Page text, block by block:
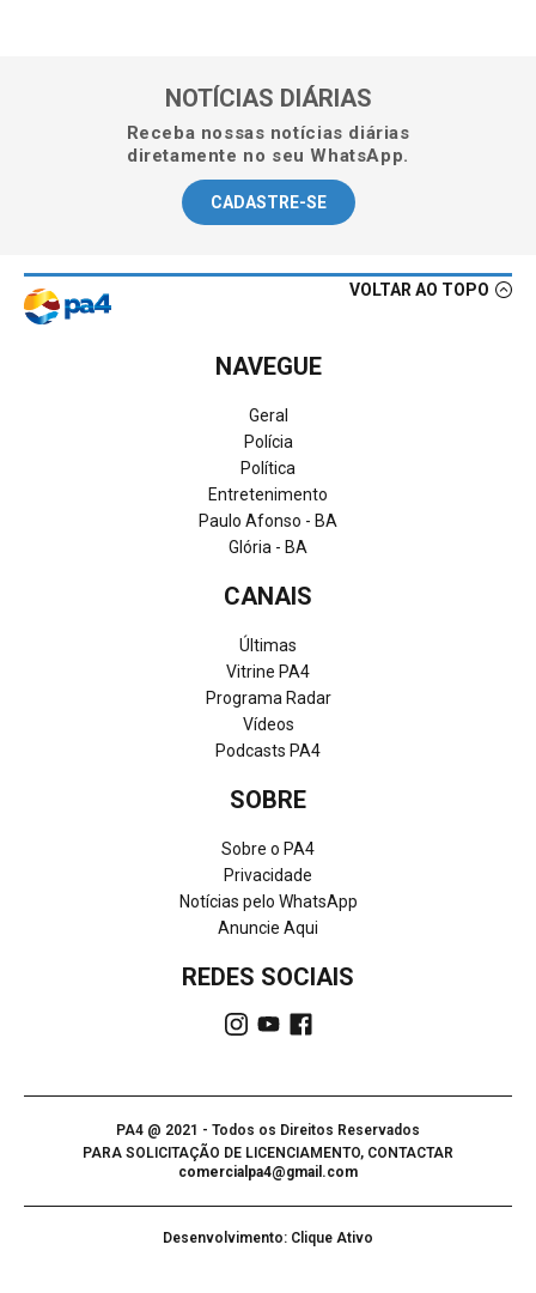
NOTÍCIAS DIÁRIAS
Receba nossas notícias diárias
diretamente no seu WhatsApp.
CADASTRE-SE
VOLTAR AO TOPO
NAVEGUE
Geral
Polícia
Política
Entretenimento
Paulo Afonso - BA
Glória - BA
CANAIS
Últimas
Vitrine PA4
Programa Radar
Vídeos
Podcasts PA4
SOBRE
Sobre o PA4
Privacidade
Notícias pelo WhatsApp
Anuncie Aqui
REDES SOCIAIS
PA4 @ 2021 - Todos os Direitos Reservados
PARA SOLICITAÇÃO DE LICENCIAMENTO, CONTACTAR
comercialpa4@gmail.com
Desenvolvimento: Clique Ativo